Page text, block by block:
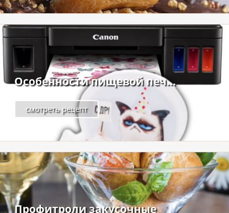
Особенности пищевой печ...
смотреть рецепт
Профитроли закусочные